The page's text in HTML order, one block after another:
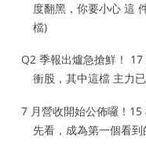
度翻黑，你要小心 這
檔)
Q2 季報出爐急搶鮮！ 17
衝股，其中這檔 主力
7 月營收開始公佈囉！
先看，成為第一個看到